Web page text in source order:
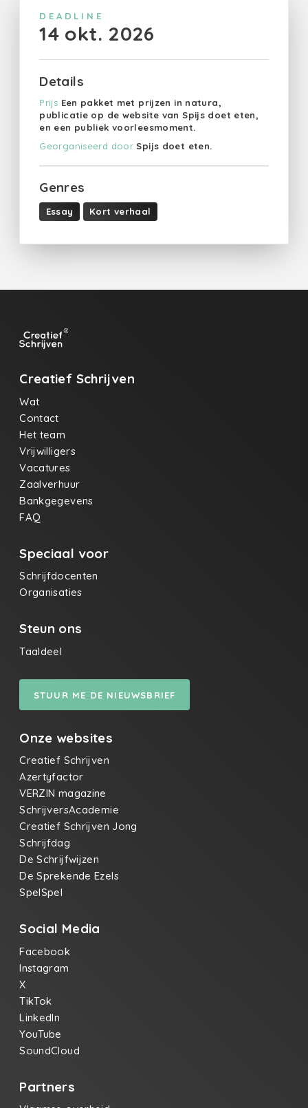
DEADLINE
14 okt. 2026
Details
Prijs Een pakket met prijzen in natura,
publicatie op de website van Spijs doet eten,
en een publiek voorleesmoment.
Georganiseerd door Spijs doet eten.
Genres
Essay Kort verhaal
Creatief Schrijven
Wat
Contact
Het team
Vrijwilligers
Vacatures
Zaalverhuur
Bankgegevens
FAQ
Speciaal voor
Schrijfdocenten
Organisaties
Steun ons
Taaldeel
STUUR ME DE NIEUWSBRIEF
Onze websites
Creatief Schrijven
Azertyfactor
VERZIN magazine
SchrijversAcademie
Creatief Schrijven Jong
Schrijfdag
De Schrijfwijzen
De Sprekende Ezels
SpelSpel
Social Media
Facebook
Instagram
X
TikTok
LinkedIn
YouTube
SoundCloud
Partners